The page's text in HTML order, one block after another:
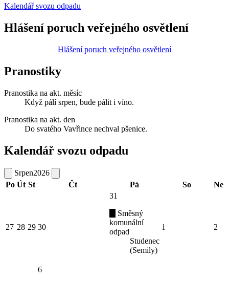
Kalendář svozu odpadu
Hlášení poruch veřejného osvětlení
Hlášení poruch veřejného osvětlení
Pranostiky
Pranostika na akt. měsíc
Když pálí srpen, bude pálit i víno.
Pranostika na akt. den
Do svatého Vavřince nechval pšenice.
Kalendář svozu odpadu
Srpen2026
Po Út St Čt Pá So Ne
27 28 29 30
31
Směsný
komunální
odpad
Studenec
(Semily)
1 2
6